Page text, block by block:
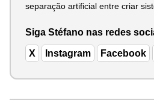
separação artificial entre criar
Siga Stéfano nas redes
X Instagram Facebook